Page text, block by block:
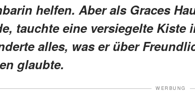
helfen. Aber als Graces
tauchte eine versiegelte Kiste
alles, was er über
glaubte.
WERBUNG